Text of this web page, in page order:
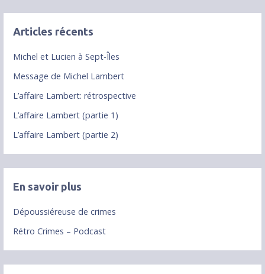
Articles récents
Michel et Lucien à Sept-Îles
Message de Michel Lambert
L’affaire Lambert: rétrospective
L’affaire Lambert (partie 1)
L’affaire Lambert (partie 2)
En savoir plus
Dépoussiéreuse de crimes
Rétro Crimes – Podcast